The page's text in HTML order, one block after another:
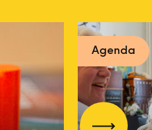
Agenda